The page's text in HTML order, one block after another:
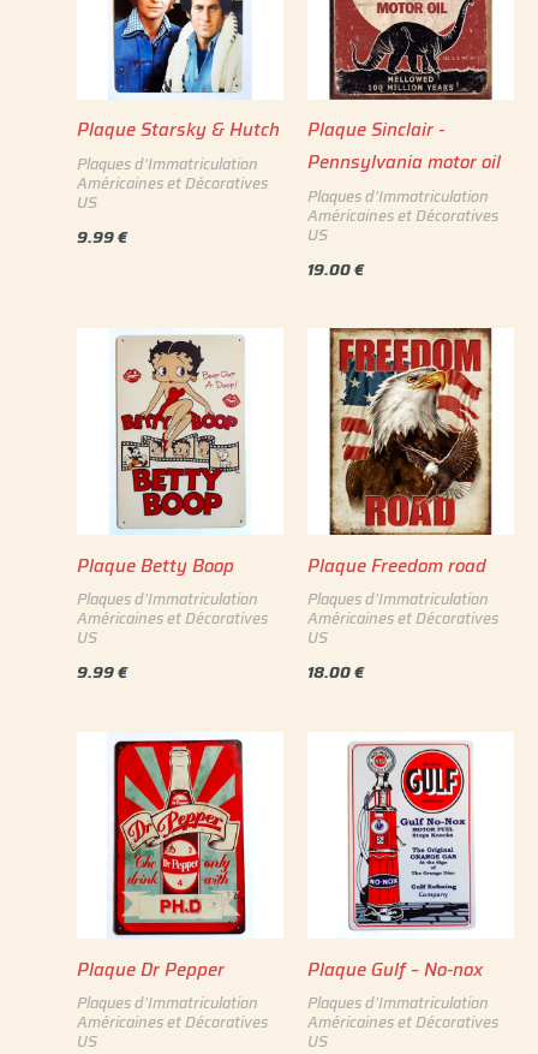
Plaque Starsky & Hutch
Plaques d'Immatriculation
Américaines et Décoratives
US
9.99€
Plaque Sinclair -
Pennsylvania motor oil
Plaques d'Immatriculation
Américaines et Décoratives
US
19.00€
Plaque Betty Boop
Plaques d'Immatriculation
Américaines et Décoratives
US
9.99€
Plaque Freedom road
Plaques d'Immatriculation
Américaines et Décoratives
US
18.00€
Plaque Dr Pepper
Plaques d'Immatriculation
Américaines et Décoratives
US
Plaque Gulf – No-nox
Plaques d'Immatriculation
Américaines et Décoratives
US